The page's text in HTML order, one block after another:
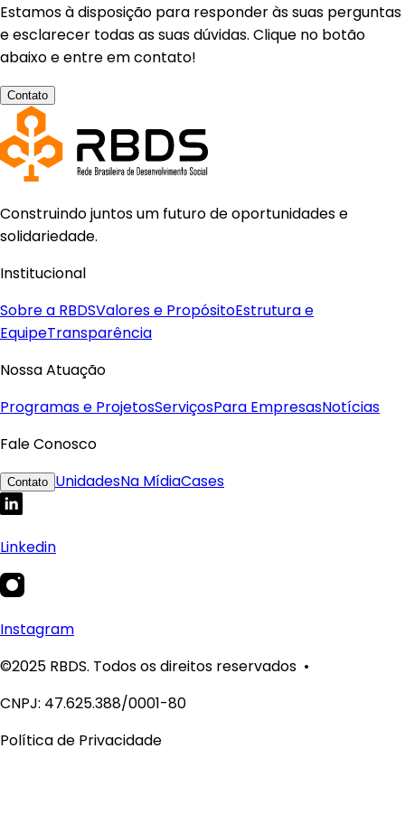
Estamos à disposição para responder às suas perguntas
e esclarecer todas as suas dúvidas. Clique no botão
abaixo e entre em contato!
Contato
Construindo juntos um futuro de oportunidades e
solidariedade.
Institucional
Sobre a RBDSValores e PropósitoEstrutura e
EquipeTransparência
Nossa Atuação
Programas e ProjetosServiçosPara EmpresasNotícias
Fale Conosco
Contato UnidadesNa MídiaCases
Linkedin
Instagram
©2025 RBDS. Todos os direitos reservados •
CNPJ: 47.625.388/0001-80
Política de Privacidade